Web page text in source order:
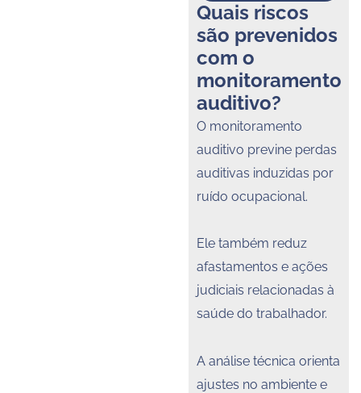
Quais riscos
são prevenidos
com o
monitoramento
auditivo?
O monitoramento
auditivo previne perdas
auditivas induzidas por
ruído ocupacional.
Ele também reduz
afastamentos e ações
judiciais relacionadas à
saúde do trabalhador.
A análise técnica orienta
ajustes no ambiente e